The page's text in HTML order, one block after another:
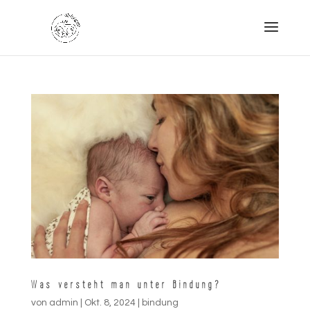
Was versteht man unter Bindung?
von admin Okt. 8, 2024| bindung